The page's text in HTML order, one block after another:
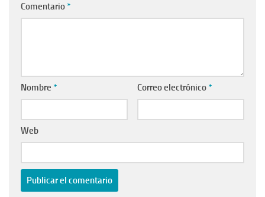
Comentario *
Nombre * Correo electrónico *
Web